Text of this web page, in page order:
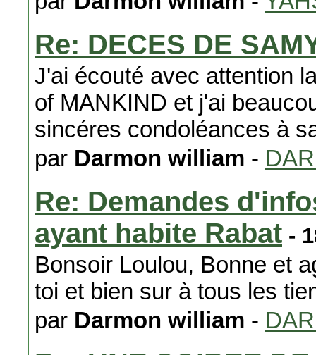
Re: DECES DE
J'ai écouté avec attention
of MANKIND et j'ai
sincéres condoléances à
par Darmon william -
Re: Demandes
ayant habite Rabat -
Bonsoir Loulou, Bonne et
toi et bien sur à tous les
par Darmon william -